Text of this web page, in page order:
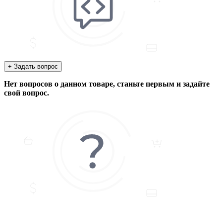
+ Задать вопрос
Нет вопросов о данном товаре, станьте первым и задайте
свой вопрос.